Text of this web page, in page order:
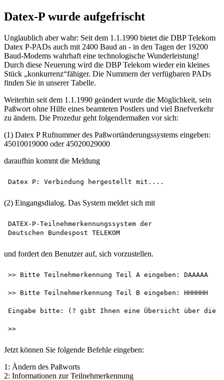
Datex-P wurde aufgefrischt
Unglaublich aber wahr: Seit dem 1.1.1990 bietet die DBP Telekom
Datex P-PADs auch mit 2400 Baud an - in den Tagen der 19200
Baud-Modems wahrhaft eine technologische Wunderleistung!
Durch diese Neuerung wird die DBP Telekom wieder ein kleines
Stück „konkurrenz“fähiger. Die Nummern der verfügbaren PADs
finden Sie in unserer Tabelle.
Weiterhin seit dem 1.1.1990 geändert wurde die Möglichkeit, sein
Paßwort ohne Hilfe eines beamteten Postlers und viel Bnefverkehr
zu ändern. Die Prozedur geht folgendermaßen vor sich:
(1) Datex P Rufnummer des Paßwortänderungssystems eingeben:
45010019000 oder 45020029000
daraufhin kommt die Meldung
(2) Eingangsdialog. Das System meldet sich mit
DATEX-P-Teilnehmerkennungssystem der
und fordert den Benutzer auf, sich vorzustellen.
>> Bitte Teilnehmerkennung Teil A eingeben: DAAAAA
>> Bitte Teilnehmerkennung Teil B eingeben: HHHHHH
Eingabe bitte: (? gibt Ihnen eine Übersicht über die
Jetzt können Sie folgende Befehle eingeben:
1: Ändern des Paßworts
2: Informationen zur Teilnehmerkennung